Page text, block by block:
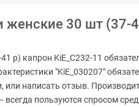
30 шт (37-
р) капрон KiE_C232-11
"KiE_030207"
или написать отзыв.
всегда пользуются спросом